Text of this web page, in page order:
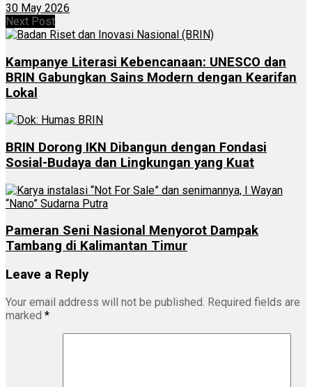
30 May 2026
Next Post
Kampanye Literasi Kebencanaan: UNESCO dan
BRIN Gabungkan Sains Modern dengan Kearifan
Lokal
BRIN Dorong IKN Dibangun dengan Fondasi
Sosial-Budaya dan Lingkungan yang Kuat
Pameran Seni Nasional Menyorot Dampak
Tambang di Kalimantan Timur
Leave a Reply
Your email address will not be published. Required fields are
marked *